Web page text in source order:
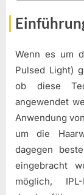
Wenn es um
Pulsed Light)
ob diese
angewendet
Anwendung
um die
dagegen
eingebracht
möglich,